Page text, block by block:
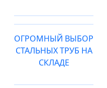
ОГРОМНЫЙ ВЫБОР
СТАЛЬНЫХ ТРУБ НА
СКЛАДЕ